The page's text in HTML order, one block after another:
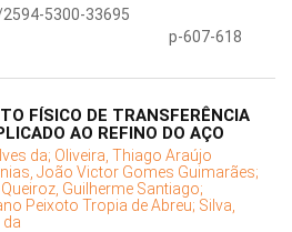
2594-5300-33695
p-607-618
FÍSICO DE TRANSFERÊNCIA
AO REFINO DO AÇO
da; Oliveira, Thiago Araújo
João Victor Gomes Guimarães;
Queiroz, Guilherme Santiago;
Peixoto Tropia de Abreu; Silva,